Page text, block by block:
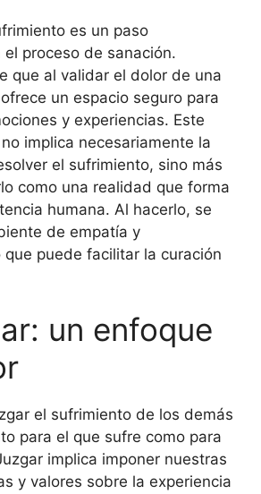
es un paso
proceso de sanación.
que al validar el dolor de una
un espacio seguro para
y experiencias. Este
implica necesariamente la
el sufrimiento, sino más
como una realidad que forma
humana. Al hacerlo, se
de empatía y
que puede facilitar la curación
un enfoque
el sufrimiento de los demás
para el que sufre como para
implica imponer nuestras
y valores sobre la experiencia